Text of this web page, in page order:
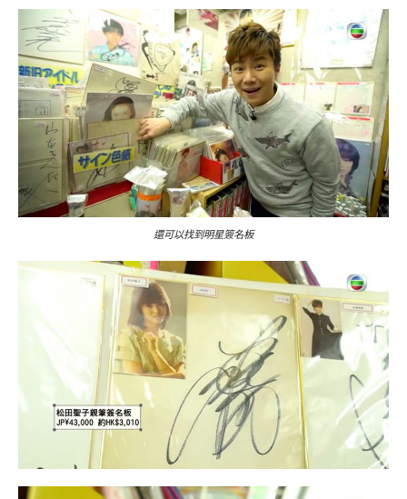
還可以找到明星簽名板